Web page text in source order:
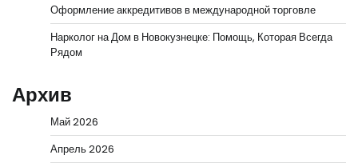
Оформление аккредитивов в международной торговле
Нарколог на Дом в Новокузнецке: Помощь, Которая Всегда
Рядом
Архив
Май 2026
Апрель 2026